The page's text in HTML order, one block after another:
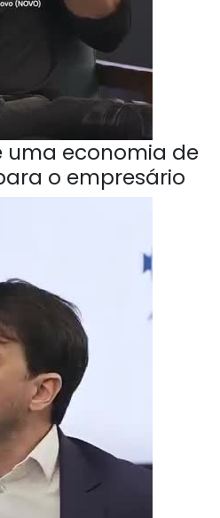
uma economia de
o empresário